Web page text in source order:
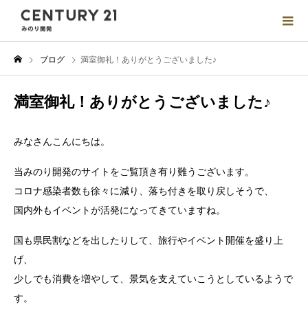
ブログ 満室御礼！ありがとうございました♪
満室御礼！ありがとうございました♪
みなさんこんにちは。
当みのり開発のサイトをご覧頂き有り難うございます。
コロナ感染者数も徐々に減り、落ち付きを取り戻しそうで、
国内外もイベントが活発になってきていますね。
国も県民割などを出したりして、旅行やイベント開催を盛り上
げ、
少しでも消費を増やして、景気を支えていこうとしているようで
す。